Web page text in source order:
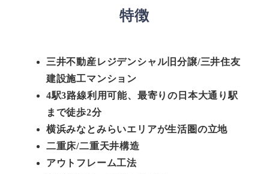
特徴
三井不動産レジデンシャル旧分譲/三井住友
建設施工マンション
4駅3路線利用可能、最寄りの日本大通り駅
まで徒歩2分
横浜みなとみらいエリアが生活圏の立地
二重床/二重天井構造
アウトフレーム工法